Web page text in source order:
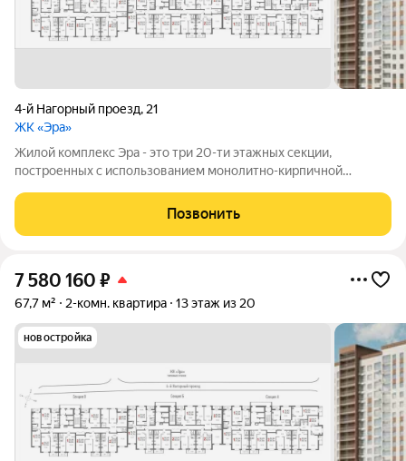
4-й Нагорный проезд, 21
ЖК «Эра»
Жилой комплекс Эра - это три 20-ти этажных секции,
построенных с использованием монолитно-кирпичной
первый этаж и наличие крышной котельной, позволяющей
будущим жителям дома самим контролировать
Позвонить
7 580 160 ₽
67,7 м² 2-комн. квартира 13 этаж из 20
новостройка